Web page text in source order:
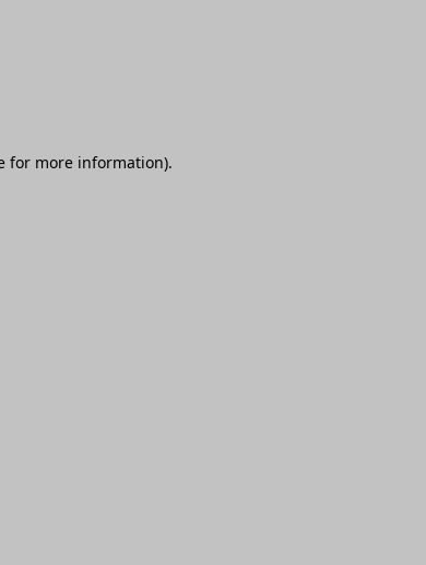
for more information).